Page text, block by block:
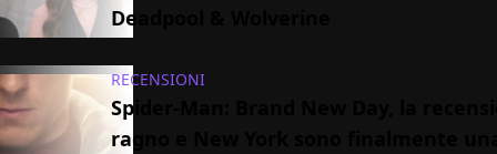
Deadpool & Wolverine
RECENSIONI
Spider-Man: Brand New Day, la
ragno e New York sono finalmente